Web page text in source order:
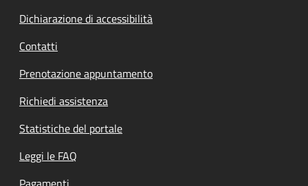
Dichiarazione di accessibilità
Contatti
Prenotazione appuntamento
Richiedi assistenza
Statistiche del portale
Leggi le FAQ